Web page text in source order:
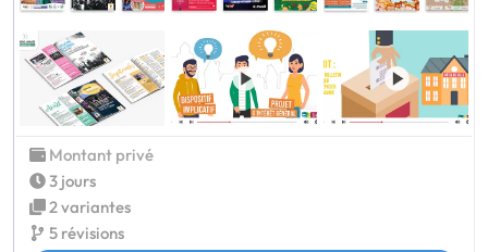
Montant privé
3 jours
2 variantes
5 révisions